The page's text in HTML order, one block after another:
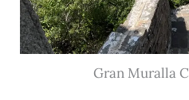
Gran Muralla